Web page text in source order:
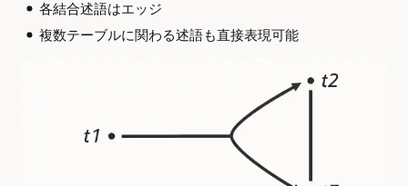
各結合述語はエッジ
複数テーブルに関わる述語も直接表現可能